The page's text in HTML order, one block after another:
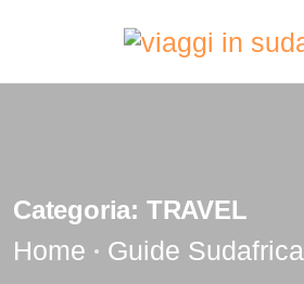
Categoria: TRAVEL
Home Guide Sudafrica